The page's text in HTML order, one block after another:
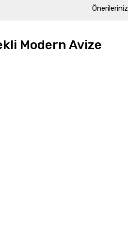
Önerileriniz
Modern Avize